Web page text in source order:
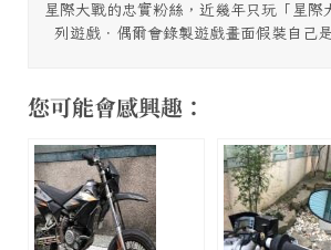
星際大戰的忠實粉絲，近幾年只玩「星際
列遊戲．偶爾會錄製遊戲畫面假裝自己
您可能會感興趣：